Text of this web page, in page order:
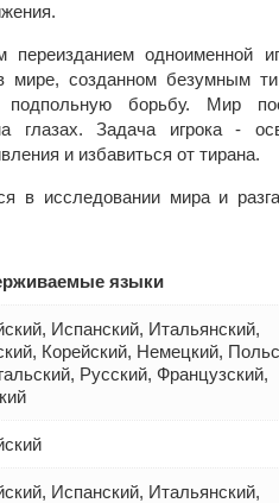
переизданием одноименной
мире, созданном безумным
борьбу. Мир
глазах. Задача игрока -
и избавиться от тирана.
в исследовании мира и
языки
Испанский, Итальянский,
Корейский, Немецкий,
Русский, Французский,
Испанский, Итальянский,